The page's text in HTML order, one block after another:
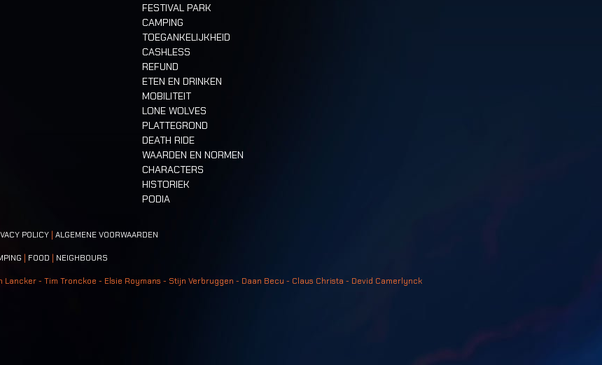
FESTIVAL PARK
CAMPING
TOEGANKELIJKHEID
CASHLESS
REFUND
ETEN EN DRINKEN
MOBILITEIT
LONE WOLVES
PLATTEGROND
DEATH RIDE
WAARDEN EN NORMEN
CHARACTERS
HISTORIEK
PODIA
POLICY ALGEMENE VOORWAARDEN
FOOD NEIGHBOURS
Lancker - Tim Tronckoe - Elsie Roymans - Stijn Verbruggen - Daan Becu - Claus Christa - Devid Camerlynck